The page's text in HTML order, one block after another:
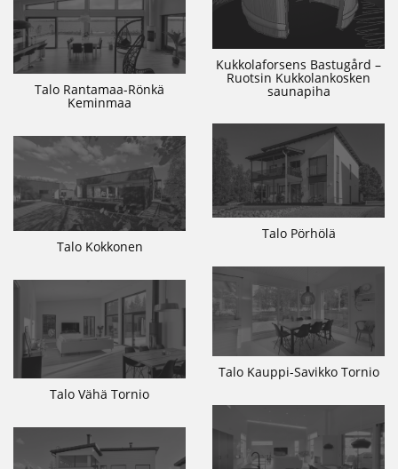
Kukkolaforsens Bastugård –
Ruotsin Kukkolankosken
saunapiha
Talo Rantamaa-Rönkä
Keminmaa
Talo Pörhölä
Talo Kokkonen
Talo Kauppi-Savikko Tornio
Talo Vähä Tornio